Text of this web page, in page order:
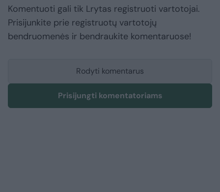
Komentuoti gali tik Lrytas registruoti vartotojai.
Prisijunkite prie registruotų vartotojų
bendruomenės ir bendraukite komentaruose!
Rodyti komentarus
Prisijungti komentatoriams